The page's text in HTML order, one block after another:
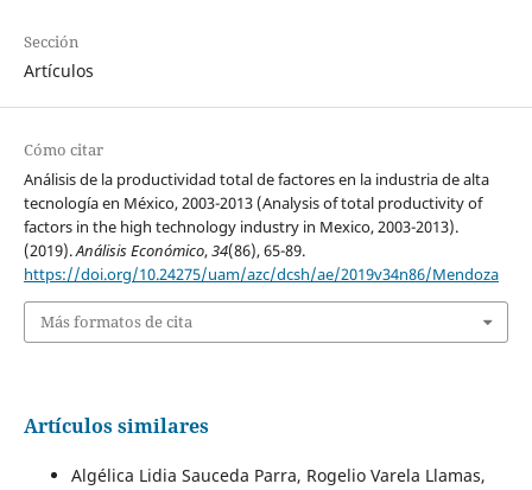
Sección
Artículos
Cómo citar
Análisis de la productividad total de factores en la industria de alta
tecnología en México, 2003-2013 (Analysis of total productivity of
factors in the high technology industry in Mexico, 2003-2013).
(2019).Análisis Económico,34(86), 65-89.
https://doi.org/10.24275/uam/azc/dcsh/ae/2019v34n86/Mendoza
Más formatos de cita
Artículos similares
Algélica Lidia Sauceda Parra, Rogelio Varela Llamas,